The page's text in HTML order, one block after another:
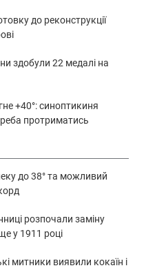
до реконструкції
здобули 22 медалі на
+40°: синоптикиня
протриматись
до 38° та можливий
розпочали заміну
у 1911 році
митники виявили кокаїн і